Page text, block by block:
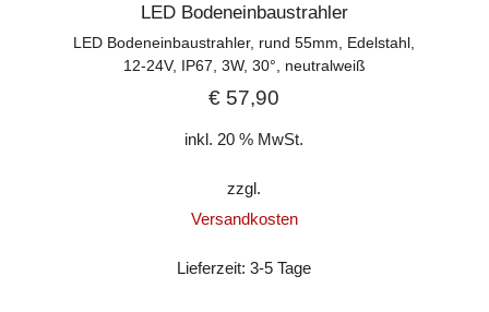
LED Bodeneinbaustrahler
LED Bodeneinbaustrahler, rund 55mm, Edelstahl,
12-24V, IP67, 3W, 30°, neutralweiß
€ 57,90
inkl. 20 % MwSt.
zzgl.
Versandkosten
Lieferzeit:3-5 Tage